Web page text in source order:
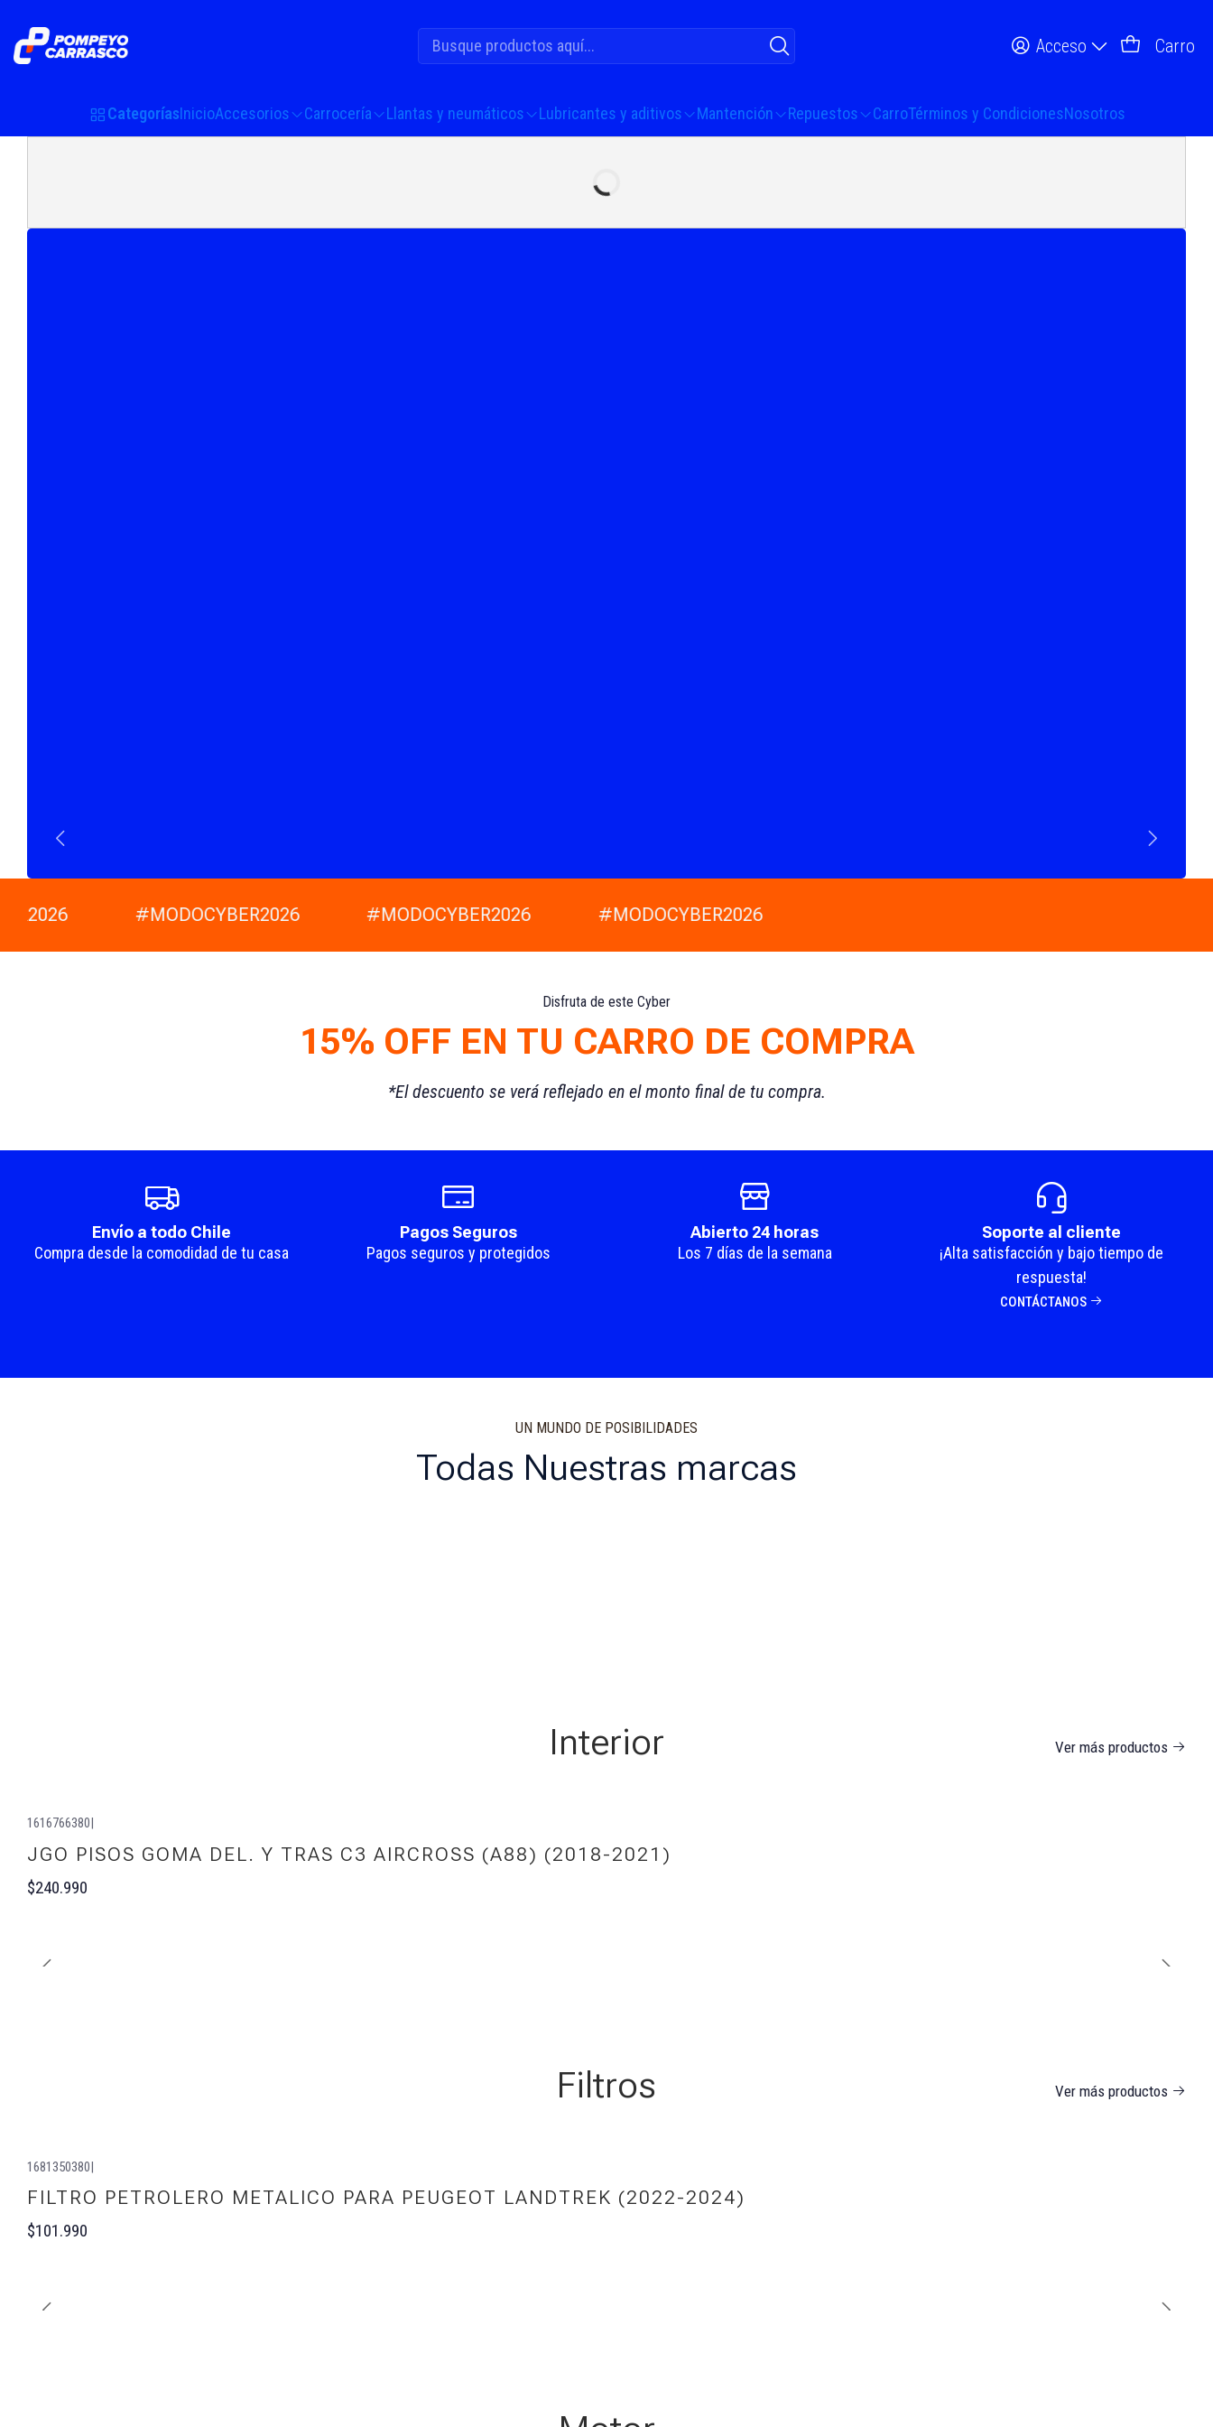
Acceso Carro
CategoríasInicioAccesorios Carrocería Llantas y neumáticos Lubricantes y aditivos Mantención Repuestos CarroTérminos y CondicionesNosotros
#MODOCYBER2026 #MODOCYBER2026 #MODOCYBER2026
Disfruta de este Cyber
15% OFF EN TU CARRO DE COMPRA
*El descuento se verá reflejado en el monto final de tu compra.
Envío a todo Chile
Compra desde la comodidad de tu casa
Pagos Seguros
Pagos seguros y protegidos
Abierto 24 horas
Los 7 días de la semana
Soporte al cliente
¡Alta satisfacción y bajo tiempo de
respuesta!
CONTÁCTANOS
UN MUNDO DE POSIBILIDADES
Todas Nuestras marcas
Interior Ver más productos
1616766380|
JGO PISOS GOMA DEL. Y TRAS C3 AIRCROSS (A88) (2018-2021)
$240.990
Filtros Ver más productos
1681350380|
FILTRO PETROLERO METALICO PARA PEUGEOT LANDTREK (2022-2024)
$101.990